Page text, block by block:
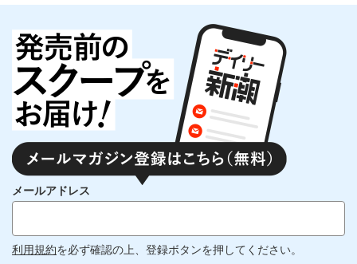
メールアドレス
利用規約を必ず確認の上、登録ボタンを押してください。